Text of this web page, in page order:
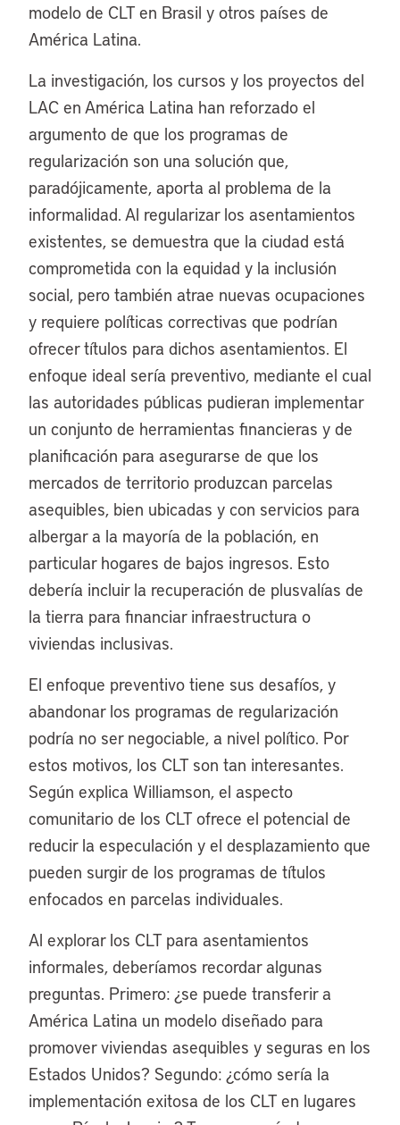
modelo de CLT en Brasil y otros países de
América Latina.
La investigación, los cursos y los proyectos del
LAC en América Latina han reforzado el
argumento de que los programas de
regularización son una solución que,
paradójicamente, aporta al problema de la
informalidad. Al regularizar los asentamientos
existentes, se demuestra que la ciudad está
comprometida con la equidad y la inclusión
social, pero también atrae nuevas ocupaciones
y requiere políticas correctivas que podrían
ofrecer títulos para dichos asentamientos. El
enfoque ideal sería preventivo, mediante el cual
las autoridades públicas pudieran implementar
un conjunto de herramientas financieras y de
planificación para asegurarse de que los
mercados de territorio produzcan parcelas
asequibles, bien ubicadas y con servicios para
albergar a la mayoría de la población, en
particular hogares de bajos ingresos. Esto
debería incluir la recuperación de plusvalías de
la tierra para financiar infraestructura o
viviendas inclusivas.
El enfoque preventivo tiene sus desafíos, y
abandonar los programas de regularización
podría no ser negociable, a nivel político. Por
estos motivos, los CLT son tan interesantes.
Según explica Williamson, el aspecto
comunitario de los CLT ofrece el potencial de
reducir la especulación y el desplazamiento que
pueden surgir de los programas de títulos
enfocados en parcelas individuales.
Al explorar los CLT para asentamientos
informales, deberíamos recordar algunas
preguntas. Primero: ¿se puede transferir a
América Latina un modelo diseñado para
promover viviendas asequibles y seguras en los
Estados Unidos? Segundo: ¿cómo sería la
implementación exitosa de los CLT en lugares